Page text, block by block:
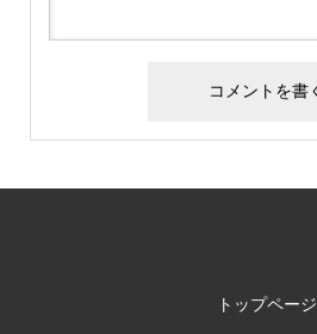
トップページ